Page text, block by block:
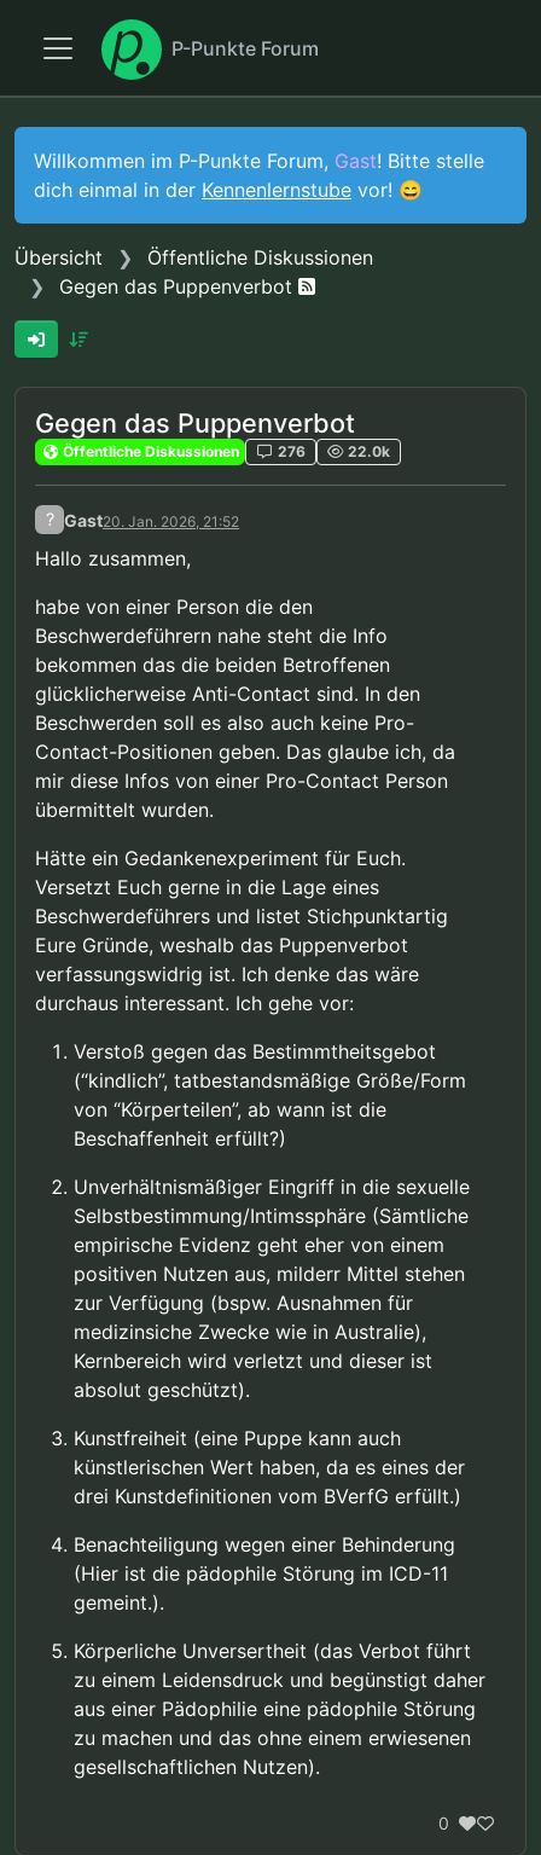
P-Punkte Forum
Willkommen im P-Punkte Forum, Gast! Bitte stelle
dich einmal in der Kennenlernstube vor! 😄
Übersicht
Öffentliche Diskussionen
Gegen das Puppenverbot
Gegen das Puppenverbot
Öffentliche Diskussionen 276 22.0k
? Gast20. Jan. 2026, 21:52
Hallo zusammen,
habe von einer Person die den
Beschwerdeführern nahe steht die Info
bekommen das die beiden Betroffenen
glücklicherweise Anti-Contact sind. In den
Beschwerden soll es also auch keine Pro-
Contact-Positionen geben. Das glaube ich, da
mir diese Infos von einer Pro-Contact Person
übermittelt wurden.
Hätte ein Gedankenexperiment für Euch.
Versetzt Euch gerne in die Lage eines
Beschwerdeführers und listet Stichpunktartig
Eure Gründe, weshalb das Puppenverbot
verfassungswidrig ist. Ich denke das wäre
durchaus interessant. Ich gehe vor:
Verstoß gegen das Bestimmtheitsgebot
(“kindlich”, tatbestandsmäßige Größe/Form
von “Körperteilen”, ab wann ist die
Beschaffenheit erfüllt?)
Unverhältnismäßiger Eingriff in die sexuelle
Selbstbestimmung/Intimssphäre (Sämtliche
empirische Evidenz geht eher von einem
positiven Nutzen aus, milderr Mittel stehen
zur Verfügung (bspw. Ausnahmen für
medizinsiche Zwecke wie in Australie),
Kernbereich wird verletzt und dieser ist
absolut geschützt).
Kunstfreiheit (eine Puppe kann auch
künstlerischen Wert haben, da es eines der
drei Kunstdefinitionen vom BVerfG erfüllt.)
Benachteiligung wegen einer Behinderung
(Hier ist die pädophile Störung im ICD-11
gemeint.).
Körperliche Unversertheit (das Verbot führt
zu einem Leidensdruck und begünstigt daher
aus einer Pädophilie eine pädophile Störung
zu machen und das ohne einem erwiesenen
gesellschaftlichen Nutzen).
0